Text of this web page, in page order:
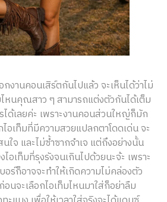
งานคอนเสิร์ตกันไปแล้ว จะเห็นได้ว่าไม่
หนคุณสาว ๆ สามารถแต่งตัวกันได้เต็ม
ได้เลยค่ะ เพราะงานคอนส่วนใหญ่ก็มัก
อเท็มที่มีความสวยแปลกตาโดดเด่น จะ
ใจ และไม่ซ้ำซากจำเจ แต่ถึงอย่างนั้น
อเท็มที่รุงรังจนเกินไปด้วยนะจ้ะ เพราะ
อร์ก็อาจจะทำให้เกิดความไม่คล่องตัว
นจะเลือกไอเท็มไหนมาใส่ก็อย่าลืม